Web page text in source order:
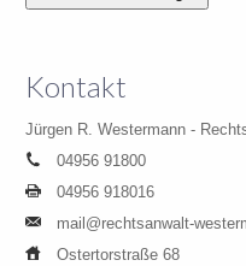
Kontakt
Jürgen R. Westermann -
04956 91800
04956 918016
mail@rechtsanwalt-
Ostertorstraße 68